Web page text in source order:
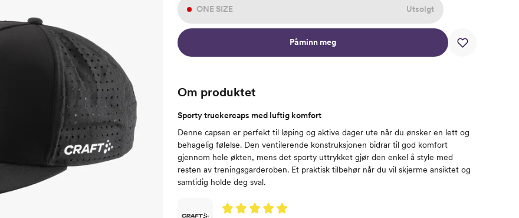
ONE SIZE Utsolgt
Påminn meg
Om produktet
Sporty truckercaps med luftig komfort
Denne capsen er perfekt til løping og aktive dager ute når du ønsker en lett og
behagelig følelse. Den ventilerende konstruksjonen bidrar til god komfort
gjennom hele økten, mens det sporty uttrykket gjør den enkel å style med
resten av treningsgarderoben. Et praktisk tilbehør når du vil skjerme ansiktet og
samtidig holde deg sval.